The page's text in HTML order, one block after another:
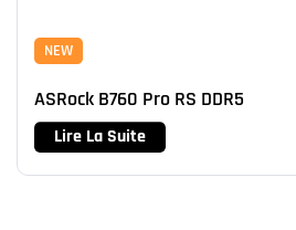
NEW
ASRock B760 Pro RS DDR5
Lire La Suite